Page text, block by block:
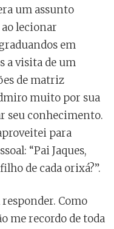
um assunto
ao lecionar
em
a visita de um
de matriz
muito por sua
seu conhecimento.
para
“Pai Jaques,
de cada orixá?”.
Como
me recordo de toda